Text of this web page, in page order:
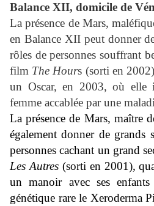
Balance XII, domicile de
La présence de Mars,
en Balance XII peut donner
rôles de personnes souffrant
film The Hours (sorti en
un Oscar, en 2003, où elle
femme accablée par une
La présence de Mars, maître
également donner de grands
personnes cachant un grand
Les Autres (sorti en 2001),
un manoir avec ses
génétique rare le Xeroderma